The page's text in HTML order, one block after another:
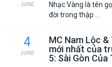
JUNE
Nhạc Vàng là tên
đời trong thập ...
4
JUNE
MC Nam Lộc
mới nhất của
5: Sài Gòn Của